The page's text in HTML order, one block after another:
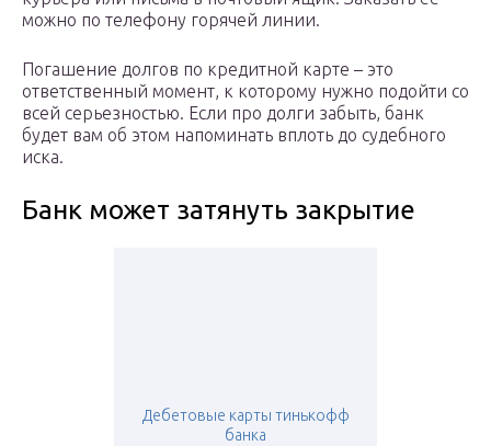
можно по телефону горячей линии.
Погашение долгов по кредитной карте – это
ответственный момент, к которому нужно подойти со
всей серьезностью. Если про долги забыть, банк
будет вам об этом напоминать вплоть до судебного
иска.
Банк может затянуть закрытие
Дебетовые карты тинькофф
банка